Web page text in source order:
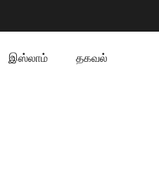
இஸ்லாம் தகவல்